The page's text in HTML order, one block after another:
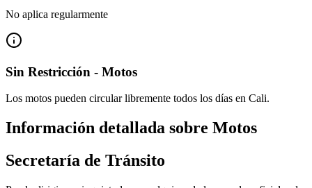
No aplica regularmente
Sin Restricción - Motos
Los motos pueden circular libremente todos los días en Cali.
Información detallada sobre Motos
Secretaría de Tránsito